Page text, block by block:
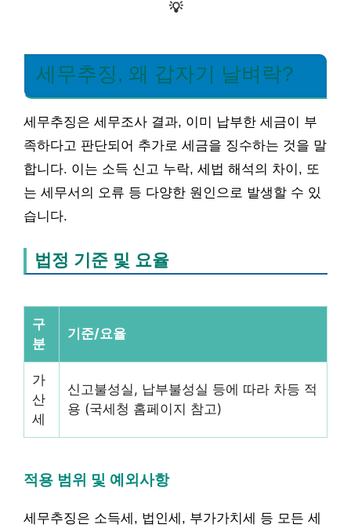
💡
세무추징, 왜 갑자기 날벼락?
세무추징은 세무조사 결과, 이미 납부한 세금이 부
족하다고 판단되어 추가로 세금을 징수하는 것을 말
합니다. 이는 소득 신고 누락, 세법 해석의 차이, 또
는 세무서의 오류 등 다양한 원인으로 발생할 수 있
습니다.
법정 기준 및 요율
구
분
기준/요율
가
산
세
신고불성실, 납부불성실 등에 따라 차등 적
용 (국세청 홈페이지 참고)
적용 범위 및 예외사항
세무추징은 소득세, 법인세, 부가가치세 등 모든 세